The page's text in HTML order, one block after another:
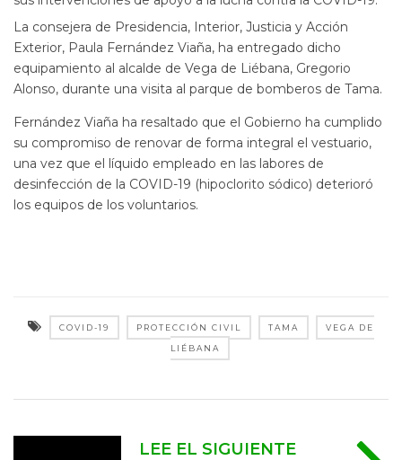
La consejera de Presidencia, Interior, Justicia y Acción
Exterior, Paula Fernández Viaña, ha entregado dicho
equipamiento al alcalde de Vega de Liébana, Gregorio
Alonso, durante una visita al parque de bomberos de Tama.
Fernández Viaña ha resaltado que el Gobierno ha cumplido
su compromiso de renovar de forma integral el vestuario,
una vez que el líquido empleado en las labores de
desinfección de la COVID-19 (hipoclorito sódico) deterioró
los equipos de los voluntarios.
COVID-19 PROTECCIÓN CIVIL TAMA VEGA DE
LIÉBANA
LEE EL SIGUIENTE